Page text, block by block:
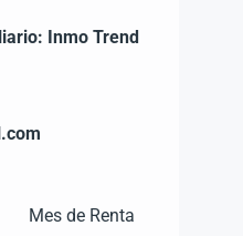
Inmo Trend
Renta